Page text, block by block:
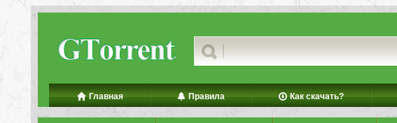
Главная Правила Как скачать?